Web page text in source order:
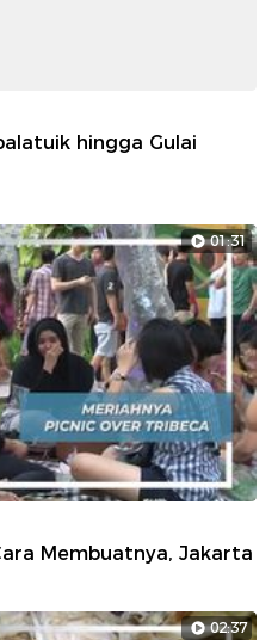
hingga Gulai
01:31
Membuatnya, Jakarta
02:37